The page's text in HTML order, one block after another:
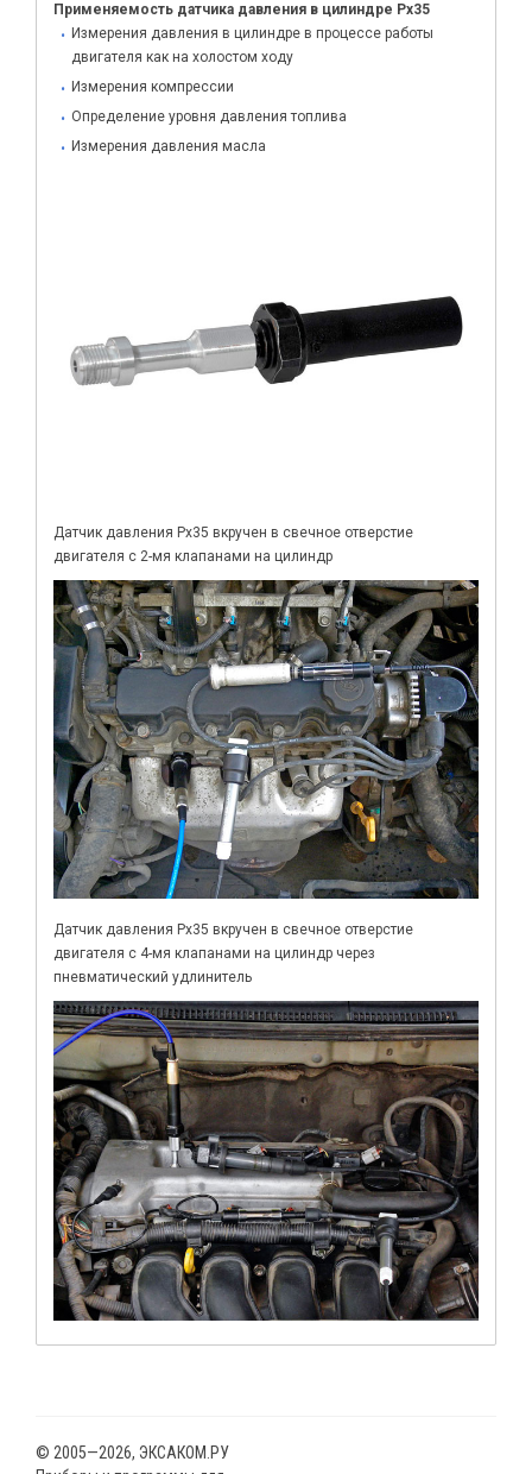
Применяемость датчика давления в цилиндре Px35
Измерения давления в цилиндре в процессе работы
двигателя как на холостом ходу
Измерения компрессии
Определение уровня давления топлива
Измерения давления масла
Датчик давления Px35 вкручен в свечное отверстие
двигателя с 2-мя клапанами на цилиндр
Датчик давления Px35 вкручен в свечное отверстие
двигателя с 4-мя клапанами на цилиндр через
пневматический удлинитель
© 2005—2026, ЭКСАКОМ.РУ